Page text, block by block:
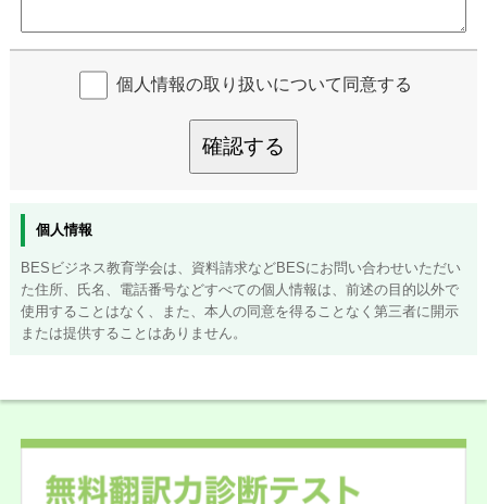
個人情報の取り扱いについて同意する
確認する
個人情報
BESビジネス教育学会は、資料請求などBESにお問い合わせいただい
た住所、氏名、電話番号などすべての個人情報は、前述の目的以外で
使用することはなく、また、本人の同意を得ることなく第三者に開示
または提供することはありません。